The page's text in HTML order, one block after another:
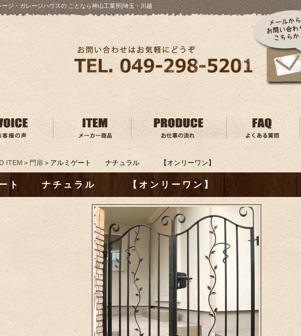
ージ・ガレージハウスの ことなら神山工業所|埼玉・川越
ITEM ＞ 門扉＞アルミゲート ナチュラル 【オンリーワン】
ート ナチュラル 【オンリーワン】